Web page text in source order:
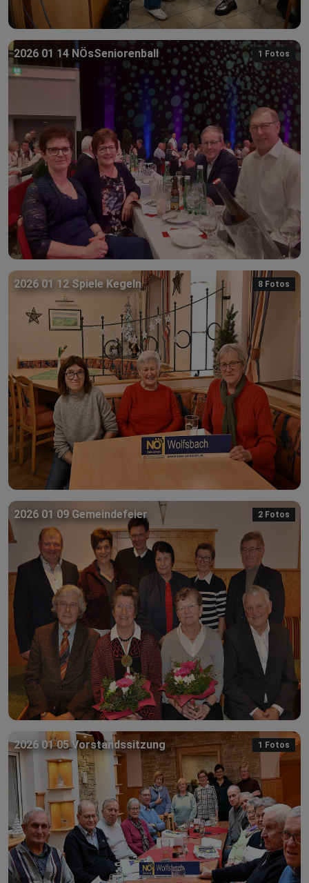
2026 01 14 NÖsSeniorenball 1 Fotos
2026 01 12 Spiele Kegeln 8 Fotos
2026 01 09 Gemeindefeier 2 Fotos
2026 01 05 Vorstandssitzung 1 Fotos